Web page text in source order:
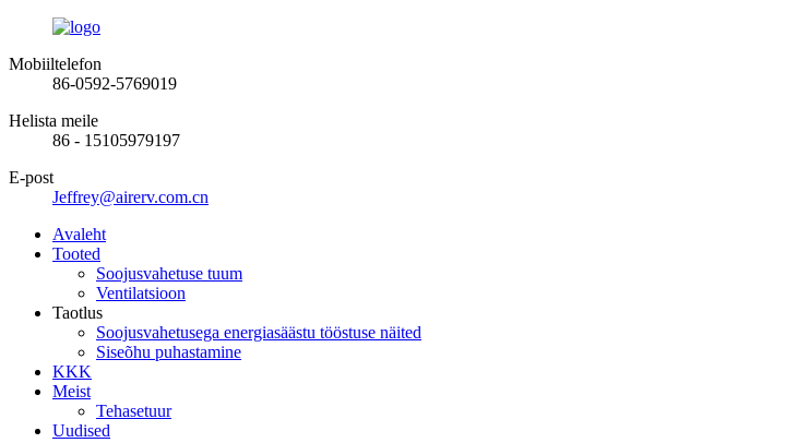
Mobiiltelefon
86-0592-5769019
Helista meile
86 - 15105979197
E-post
Jeffrey@airerv.com.cn
Avaleht
Tooted
Soojusvahetuse tuum
Ventilatsioon
Taotlus
Soojusvahetusega energiasäästu tööstuse näited
Siseõhu puhastamine
KKK
Meist
Tehasetuur
Uudised